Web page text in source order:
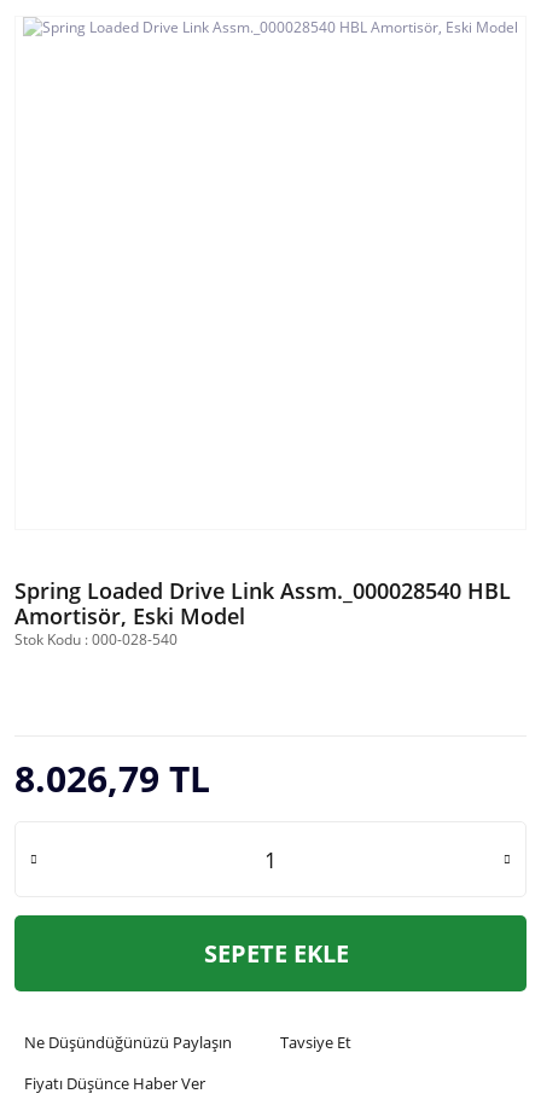
Spring Loaded Drive Link Assm._000028540 HBL
Amortisör, Eski Model
Stok Kodu : 000-028-540
8.026,79 TL
SEPETE EKLE
Ne Düşündüğünüzü Paylaşın
Tavsiye Et
Fiyatı Düşünce Haber Ver